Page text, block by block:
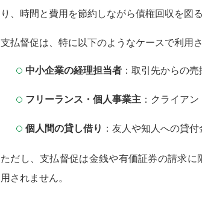
り、時間と費用を節約しながら債権回収を図
支払督促は、特に以下のようなケースで利用
中小企業の経理担当者：取引先からの売
フリーランス・個人事業主：クライアン
個人間の貸し借り ：友人や知人への貸
ただし、支払督促は金銭や有価証券の請求
用されません。